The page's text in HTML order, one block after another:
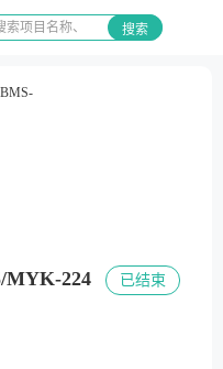
搜索
MYK-224 已结束